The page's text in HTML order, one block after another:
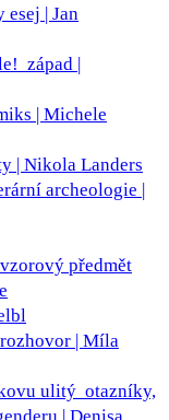
esej | Jan
západ |
| Michele
| Nikola Landers
archeologie |
předmět
rozhovor | Míla
ulitý otazníky,